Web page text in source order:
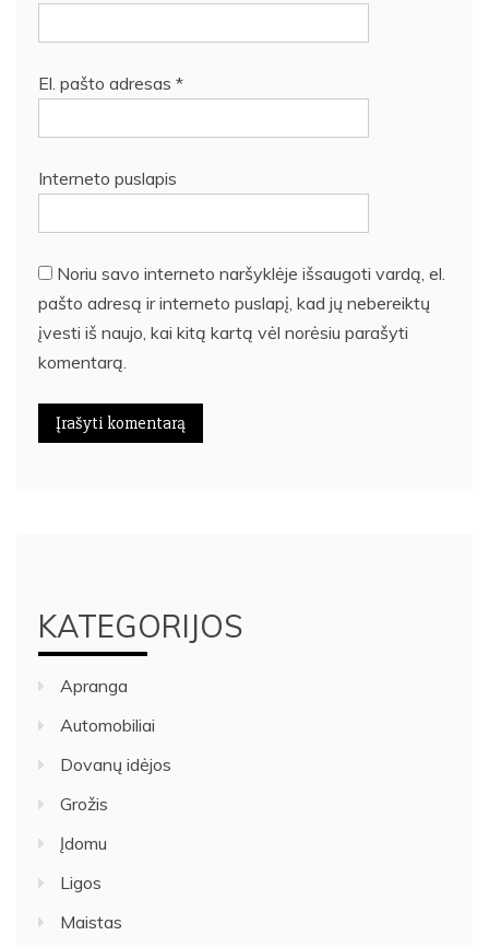
El. pašto adresas *
Interneto puslapis
Noriu savo interneto naršyklėje išsaugoti vardą, el.
pašto adresą ir interneto puslapį, kad jų nebereiktų
įvesti iš naujo, kai kitą kartą vėl norėsiu parašyti
komentarą.
KATEGORIJOS
Apranga
Automobiliai
Dovanų idėjos
Grožis
Įdomu
Ligos
Maistas